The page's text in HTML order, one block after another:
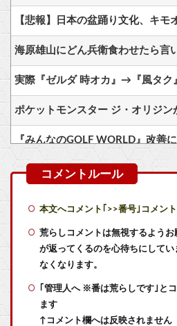
【悲報】日本の盆踊り文化、キ
海原雄山にどん兵衛食わせたら言
実際『ゼルダ 時オカ』→『風タク
『みんなのGOLF WORLD』改善
【艦これ】てーいとーくさんっ♪
【艦これ】ひみつの通り道 他
本文へコメント｢>>番号｣コメン
荒らしコメントは無視するよう
が返ってくるのを心待ちにして
なくなります。
｢管理人へ ※番は荒らしです｣と
ます
↑コメント欄へは反映されません